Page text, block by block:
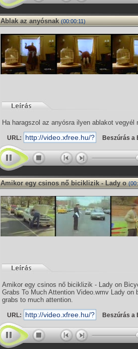
Ablak az anyósnak (00:00:11)
Ha haragszol az anyósra ilyen ablakot vegyél
URL: Beszúrás a
Amikor egy csinos nő biciklizik - Lady o
Amikor egy csinos nő biciklizik - Lady on
Grabs To Much Attention Video.wmv Lady on
grabs to much attention.
URL: Beszúrás a